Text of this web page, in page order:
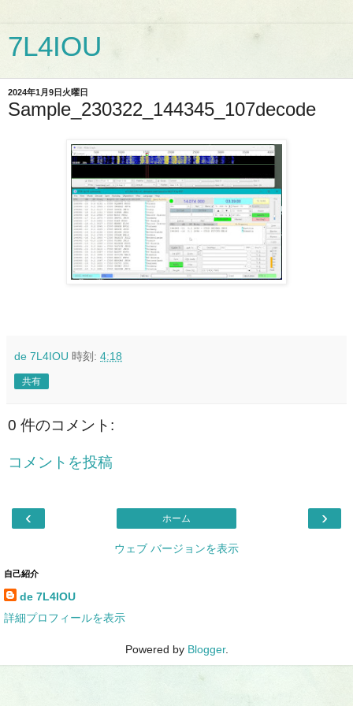
7L4IOU
2024年1月9日火曜日
Sample_230322_144345_107decode
de 7L4IOU 時刻: 4:18
共有
0 件のコメント:
コメントを投稿
‹ ›
ホーム
ウェブ バージョンを表示
自己紹介
de 7L4IOU
詳細プロフィールを表示
Powered by Blogger.